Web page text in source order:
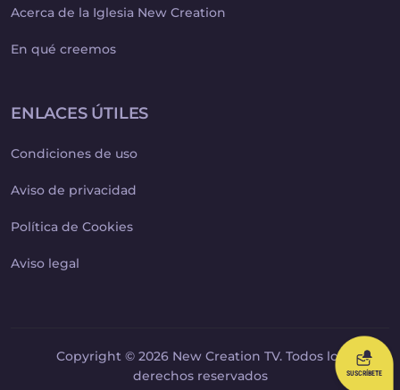
Acerca de la Iglesia New Creation
En qué creemos
ENLACES ÚTILES
Condiciones de uso
Aviso de privacidad
Política de Cookies
Aviso legal
Copyright © 2026 New Creation TV. Todos los
derechos reservados
SUSCRÍBETE